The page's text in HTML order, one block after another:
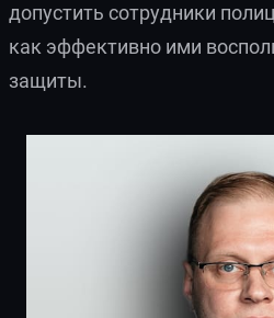
допустить сотрудники
как эффективно ими
защиты.